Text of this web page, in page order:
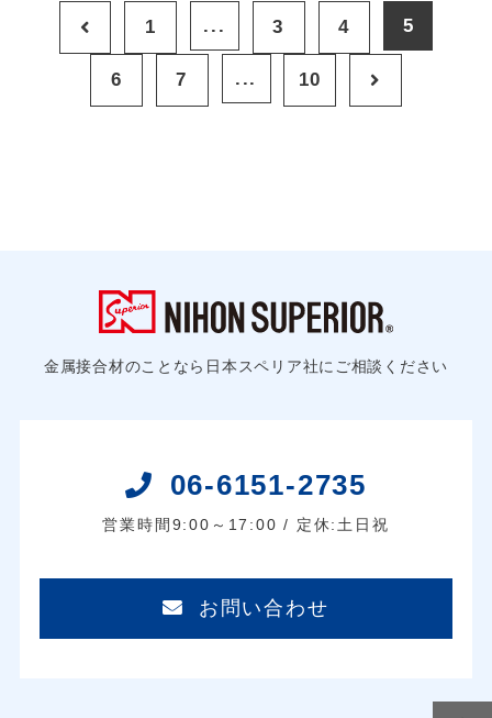
1 ... 3 4 5
6 7 ... 10
金属接合材のことなら日本スペリア社にご相談ください
06-6151-2735
営業時間9:00～17:00 / 定休:土日祝
お問い合わせ